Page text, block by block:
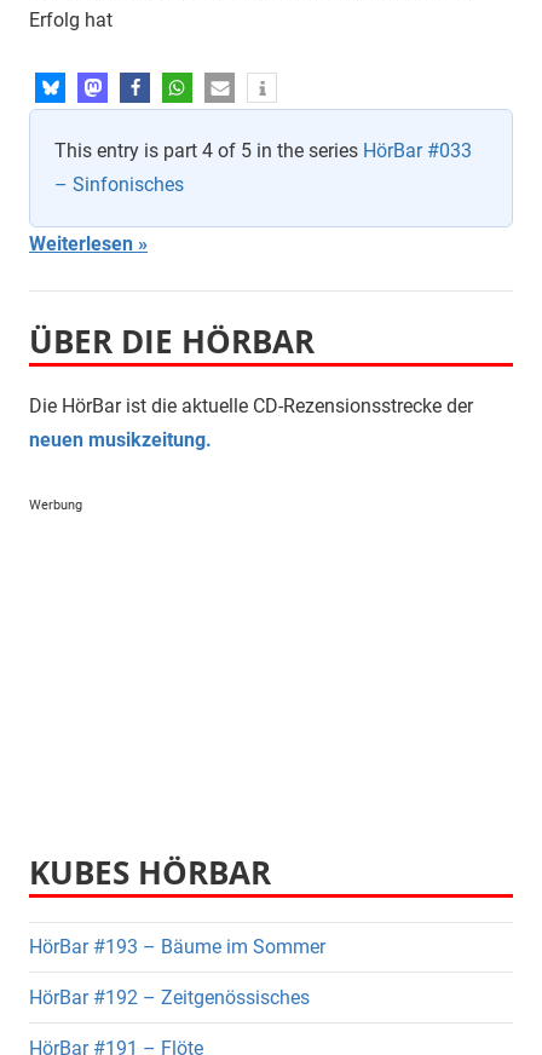
Erfolg hat
This entry is part 4 of 5 in the series HörBar #033
– Sinfonisches
Weiterlesen
ÜBER DIE HÖRBAR
Die HörBar ist die aktuelle CD-Rezensionsstrecke der
neuen musikzeitung.
Werbung
KUBES HÖRBAR
HörBar #193 – Bäume im Sommer
HörBar #192 – Zeitgenössisches
HörBar #191 – Flöte